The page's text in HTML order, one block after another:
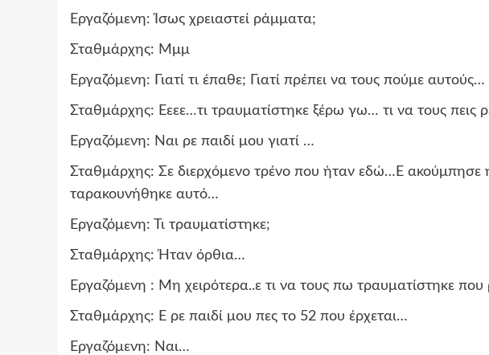
Εργαζόμενη: Ίσως χρειαστεί ράμματα;
Σταθμάρχης: Μμμ
Εργαζόμενη: Γιατί τι έπαθε; Γιατί πρέπει να τους πούμε αυτούς…
Σταθμάρχης: Εεεε…τι τραυματίστηκε ξέρω γω… τι να τους πεις
Εργαζόμενη: Ναι ρε παιδί μου γιατί …
Σταθμάρχης: Σε διερχόμενο τρένο που ήταν εδώ…Ε
ταρακουνήθηκε αυτό…
Εργαζόμενη: Τι τραυματίστηκε;
Σταθμάρχης: Ήταν όρθια…
Εργαζόμενη : Μη χειρότερα..ε τι να τους πω τραυματίστηκε που
Σταθμάρχης: Ε ρε παιδί μου πες το 52 που έρχεται…
Εργαζόμενη: Ναι…